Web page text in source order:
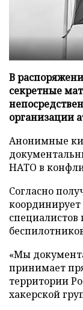
В
секретные
организации
Анонимные
НАТО в
Согласно
координирует
специалистов
«Мы
принимает
территории
хакерской